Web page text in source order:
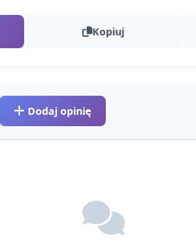
Kopiuj
Dodaj opinię